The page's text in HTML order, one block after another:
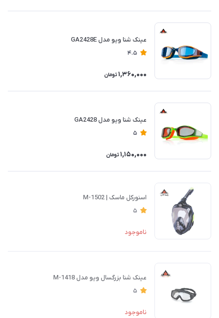
عینک شنا ویو مدل GA2428E
4.5
1,360,000 تومان
عینک شنا ویو مدل GA2428
5
1,150,000 تومان
اسنورکل ماسک | M-1502
5
ناموجود
عینک شنا بزرگسال ویو مدل M-1418
5
ناموجود